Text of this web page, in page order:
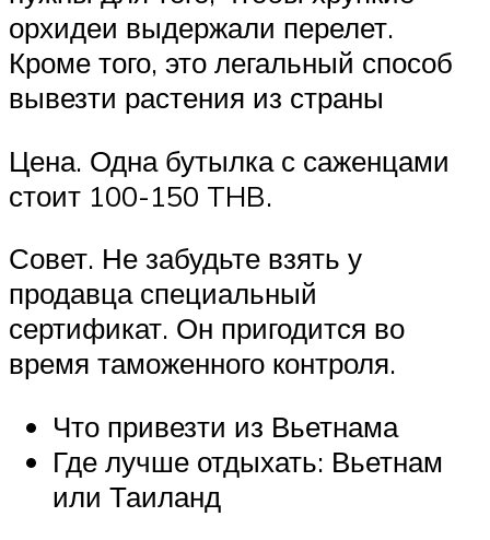
орхидеи выдержали перелет.
Кроме того, это легальный способ
вывезти растения из страны
Цена. Одна бутылка с саженцами
стоит 100-150 THB.
Совет. Не забудьте взять у
продавца специальный
сертификат. Он пригодится во
время таможенного контроля.
Что привезти из Вьетнама
Где лучше отдыхать: Вьетнам
или Таиланд